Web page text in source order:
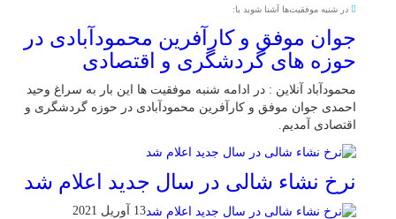
در شنبه موفقیت‌ها آشنا شوید با:
جوان موفق و کارآفرین محمودآبادی در
حوزه های گردشگری و اقتصادی
محمودآباد آنلاین : در ادامه شنبه موفقیت ها این بار به سراغ وحید
احمدی جوان موفق و کارآفرین محمودآبادی در حوزه گردشگری و
اقتصادی آمدیم.
نرخ نشاء شالی در سال جدید اعلام شد
13 آوریل 2021